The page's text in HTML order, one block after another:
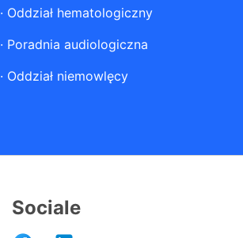
· Oddział hematologiczny
· Poradnia audiologiczna
· Oddział niemowlęcy
Sociale